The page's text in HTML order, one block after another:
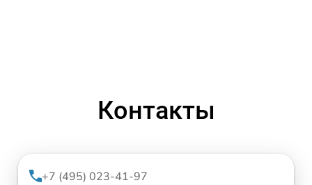
Контакты
+7 (495) 023-41-97